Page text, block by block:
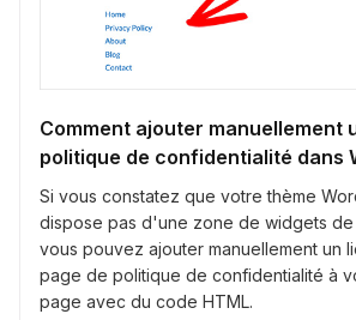
Comment ajouter manuellement
politique de confidentialité dans
Si vous constatez que votre thème
dispose pas d'une zone de widgets de
vous pouvez ajouter manuellement un
page de politique de confidentialité à
page avec du code HTML.